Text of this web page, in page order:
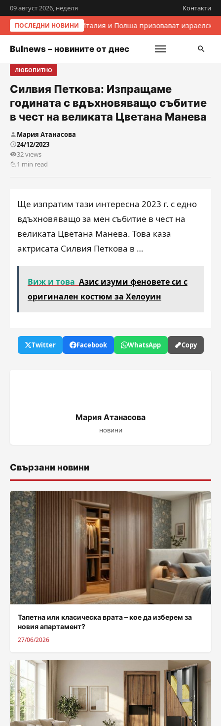
09 август 2026, неделя Контакти
ПОСЛЕДНИ НОВИНИ Италия и Полша призовават
Bulnews – новините от днес
ЛЮБОПИТНО
Силвия Петкова: Изпращаме
годината с вдъхновяващо събитие
в чест на великата Цветана Манева
Мария Атанасова
24/12/2023
32 views
1 min read
Ще изпратим тази интересна 2023 г. с едно
вдъхновяващо за мен събитие в чест на
великата Цветана Манева. Това каза
актрисата Силвия Петкова в …
Виж и това Азис изуми феновете си с
оригинален костюм за Хелоуин
Twitter Facebook WhatsApp Copy
Мария Атанасова
новини
Свързани новини
Тапетна или класическа врата – кое да изберем за
новия апартамент?
27/06/2026